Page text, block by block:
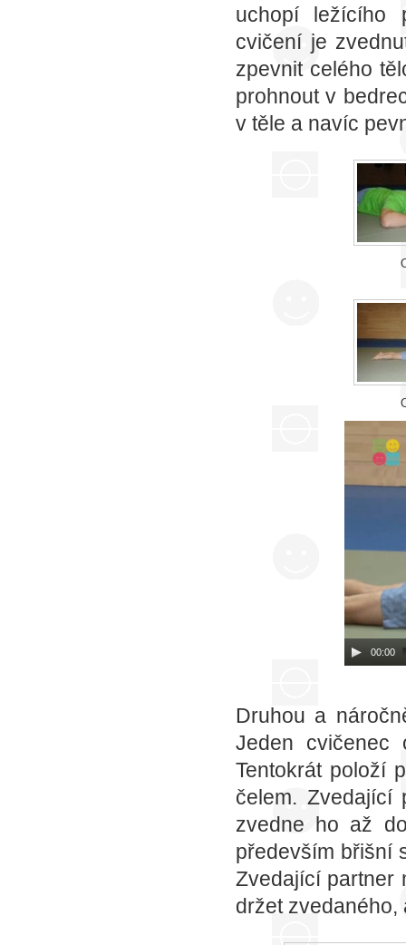
uchopí ležícího
cvičení je
zpevnit celého
prohnout v
v těle a navíc
00:00
Druhou a
Jeden
Tentokrát položí
čelem. Zvedající
zvedne ho až
především břišní
Zvedající partner
držet zvedaného,